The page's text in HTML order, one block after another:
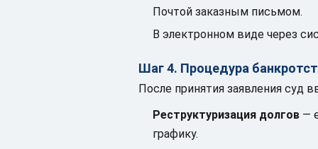
Почтой заказным письмом.
В электронном виде через
Шаг 4. Процедура
После принятия заявления суд
Реструктуризация долгов —
графику.